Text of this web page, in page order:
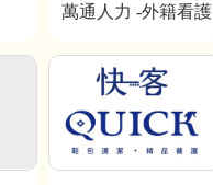
萬通人力 -外籍看護